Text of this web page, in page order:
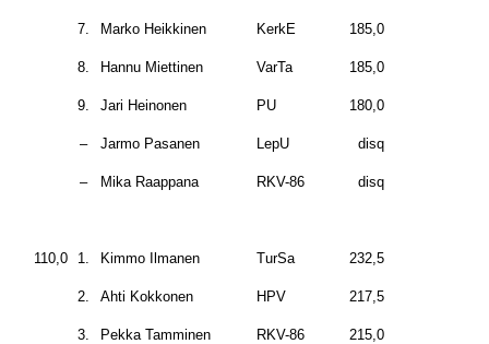
7. Marko Heikkinen KerkE 185,0
8. Hannu Miettinen VarTa 185,0
9. Jari Heinonen PU 180,0
– Jarmo Pasanen LepU disq
– Mika Raappana RKV-86 disq
110,0 1. Kimmo Ilmanen TurSa 232,5
2. Ahti Kokkonen HPV 217,5
3. Pekka Tamminen RKV-86 215,0